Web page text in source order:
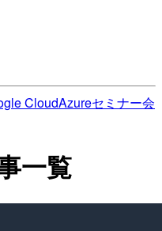
CloudAzureセミナー会
一覧